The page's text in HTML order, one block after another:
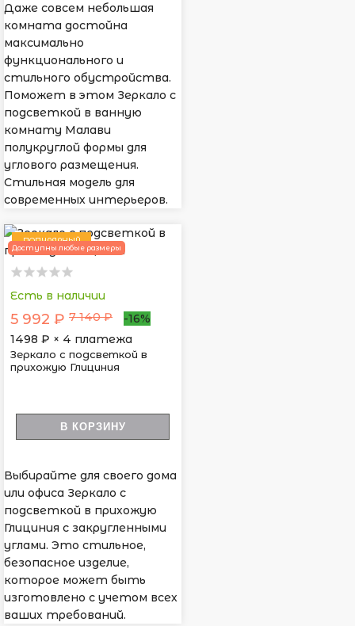
Даже совсем небольшая
комната достойна
максимально
функционального и
стильного обустройства.
Поможет в этом Зеркало с
подсветкой в ванную
комнату Малави
полукруглой формы для
углового размещения.
Стильная модель для
современных интерьеров.
ПОПУЛЯРНЫЙ
Доступны любые размеры
Есть в наличии
5 992 ₽ 7 140 ₽
-16%
1498 ₽ × 4 платежа
Зеркало с подсветкой в
прихожую Глициния
В КОРЗИНУ
Выбирайте для своего дома
или офиса Зеркало с
подсветкой в прихожую
Глициния с закругленными
углами. Это стильное,
безопасное изделие,
которое может быть
изготовлено с учетом всех
ваших требований.